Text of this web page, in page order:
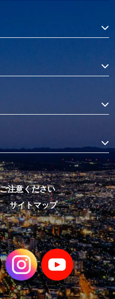
注意ください
サイトマップ